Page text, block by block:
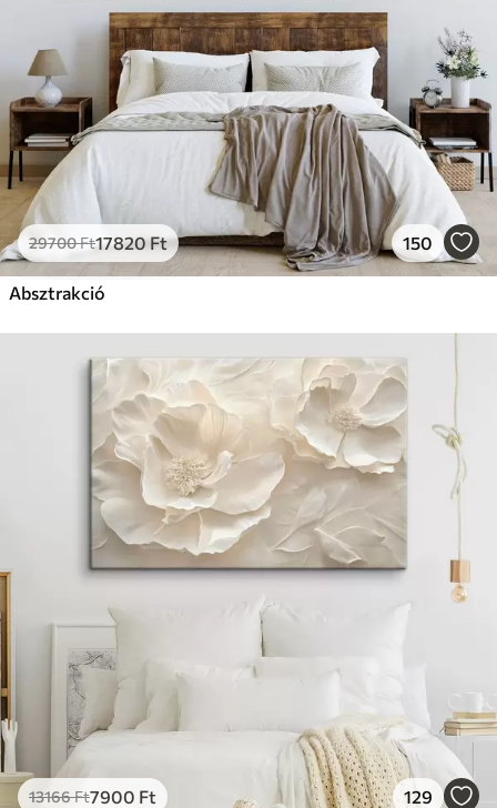
29700Ft17820Ft 150
Absztrakció
13166Ft7900 Ft 129